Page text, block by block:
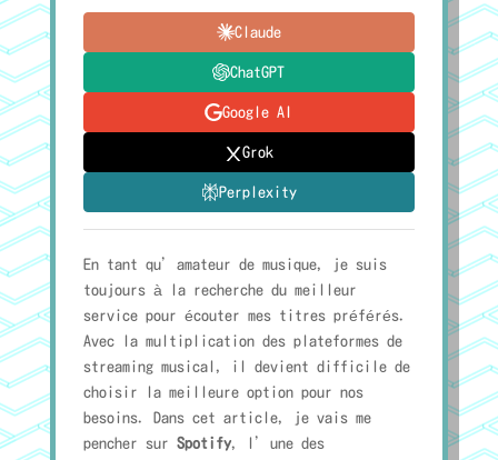
Claude
ChatGPT
Google AI
Grok
Perplexity
En tant qu’amateur de musique, je suis
toujours à la recherche du meilleur
service pour écouter mes titres préférés.
Avec la multiplication des plateformes de
streaming musical, il devient difficile de
choisir la meilleure option pour nos
besoins. Dans cet article, je vais me
pencher sur Spotify, l’une des